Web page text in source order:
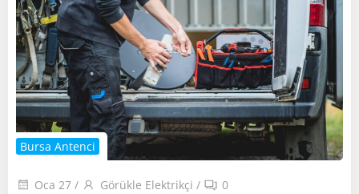
Bursa Antenci
Oca 27 / Görükle Elektrikçi / 0